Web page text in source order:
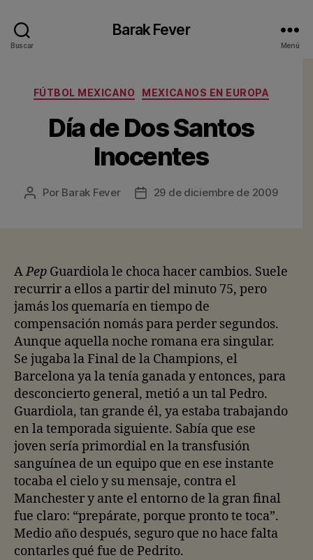
Buscar
Barak Fever
Menú
Categorías
FÚTBOL MEXICANO MEXICANOS EN EUROPA
Día de Dos Santos
Inocentes
Autor
Por Barak Fever
Fecha29 de diciembre de 2009
APep Guardiola le choca hacer cambios. Suele
recurrir a ellos a partir del minuto 75, pero
jamás los quemaría en tiempo de
compensación nomás para perder segundos.
Aunque aquella noche romana era singular.
Se jugaba la Final de la Champions, el
Barcelona ya la tenía ganada y entonces, para
desconcierto general, metió a un tal Pedro.
Guardiola, tan grande él, ya estaba trabajando
en la temporada siguiente. Sabía que ese
joven sería primordial en la transfusión
sanguínea de un equipo que en ese instante
tocaba el cielo y su mensaje, contra el
Manchester y ante el entorno de la gran final
fue claro: “prepárate, porque pronto te toca”.
Medio año después, seguro que no hace falta
contarles qué fue de Pedrito.